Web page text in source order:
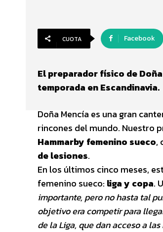
CUOTA Facebook
El preparador físico de
temporada en Escandinavia.
Doña Mencía es una gran
rincones del mundo. Nuestro
Hammarby femenino sueco,
de lesiones.
En los últimos cinco meses,
femenino sueco: liga y copa.
importante, pero no hasta tal
objetivo era competir para
de la Liga, que dan accesoa